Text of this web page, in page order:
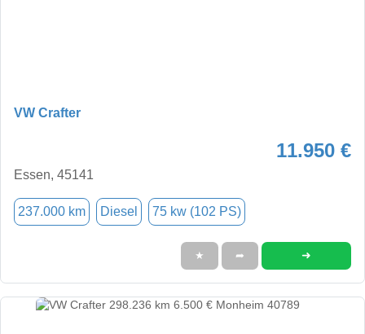
VW Crafter
11.950 €
Essen, 45141
237.000 km Diesel 75 kw (102 PS)
★ ➦ ➜